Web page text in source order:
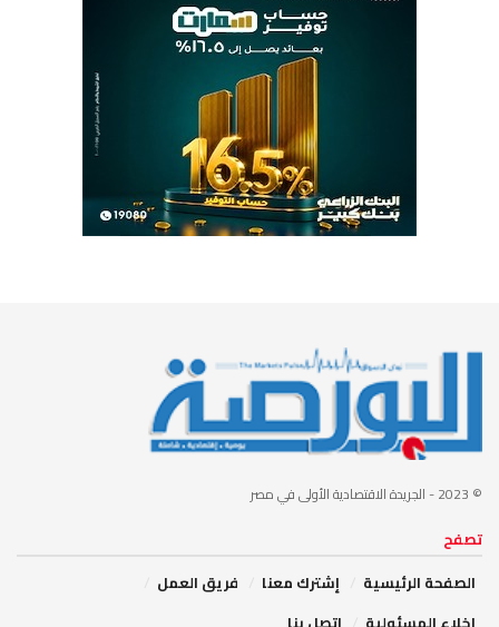
© 2023 - الجريدة الاقتصادية الأولى في مصر
تصفح
الصفحة الرئيسية
إشترك معنا
فريق العمل